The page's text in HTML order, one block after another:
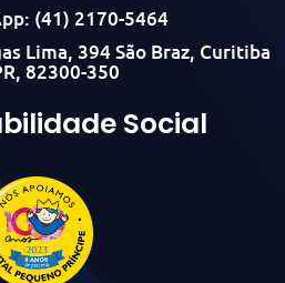
(41) 2170-5464
Lima, 394 São Braz, Curitiba
82300-350
Social